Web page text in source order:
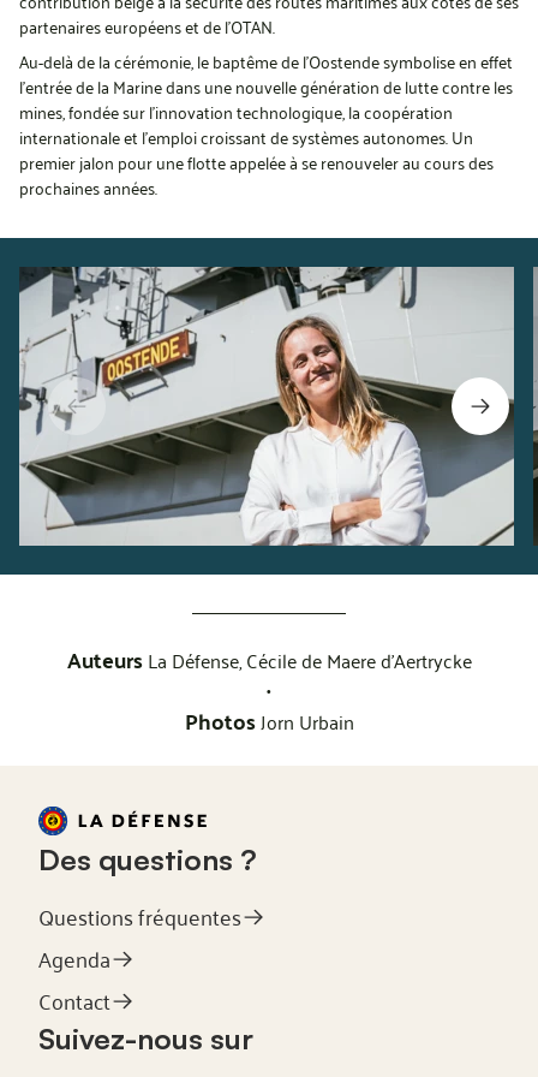
partenaires européens et de l’OTAN.
Au-delà de la cérémonie, le baptême de l’Oostende symbolise en effet
l’entrée de la Marine dans une nouvelle génération de lutte contre les
mines, fondée sur l’innovation technologique, la coopération
internationale et l’emploi croissant de systèmes autonomes. Un
premier jalon pour une flotte appelée à se renouveler au cours des
prochaines années.
AuteursLa Défense,Cécile de Maere d'Aertrycke
•
PhotosJorn Urbain
Des questions ?
Questions fréquentes
Agenda
Contact
Suivez-nous sur